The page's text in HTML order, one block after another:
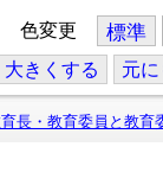
色変更 標準
大きくする 元
長・教育委員と教育